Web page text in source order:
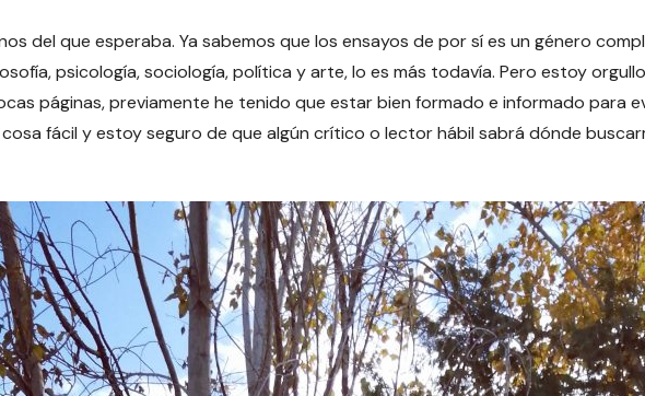
del que esperaba. Ya sabemos que los ensayos de por sí es un género
psicología, sociología, política y arte, lo es más todavía. Pero estoy
páginas, previamente he tenido que estar bien formado e informado para
fácil y estoy seguro de que algún crítico o lector hábil sabrá dónde